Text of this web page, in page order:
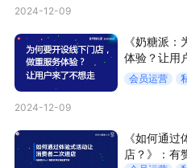
2024-12-09
《奶糖派
体验？让用
｜为何要开
用户来了不
会员运营
2024-12-09
《如何通
店？》：有